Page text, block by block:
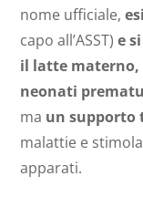
nome ufficiale,
capo all’ASST)e
il latte materno,
neonati
ma un supporto
malattie e
apparati.